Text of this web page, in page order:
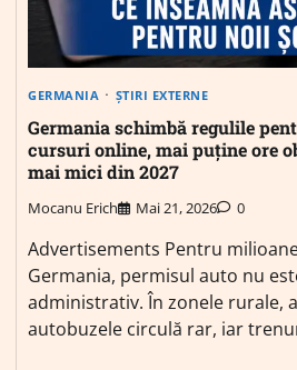
GERMANIA ȘTIRI EXTERNE
Germania schimbă regulile
cursuri online, mai puține ore
mai mici din 2027
Mocanu Erich Mai 21, 2026 0
Advertisements Pentru
Germania, permisul auto nu
administrativ. În zonele rurale,
autobuzele circulă rar, iar